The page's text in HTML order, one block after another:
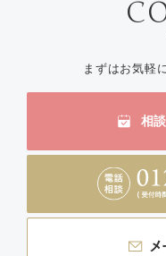
まずはお気軽
相